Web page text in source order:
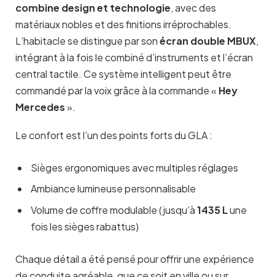
combine design et technologie, avec des
matériaux nobles et des finitions irréprochables.
L’habitacle se distingue par sonécran double MBUX,
intégrant à la fois le combiné d’instruments et l’écran
central tactile. Ce système intelligent peut être
commandé par la voix grâce à la commande « Hey
Mercedes».
Le confort est l’un des points forts du GLA :
Sièges ergonomiques avec multiples réglages
Ambiance lumineuse personnalisable
Volume de coffre modulable (jusqu’à1435 Lune
fois les sièges rabattus)
Chaque détail a été pensé pour offrir une expérience